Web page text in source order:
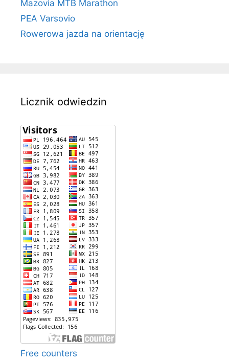
Mazovia MTB Marathon
PEA Varsovio
Rowerowa jazda na orientację
Licznik odwiedzin
Free counters